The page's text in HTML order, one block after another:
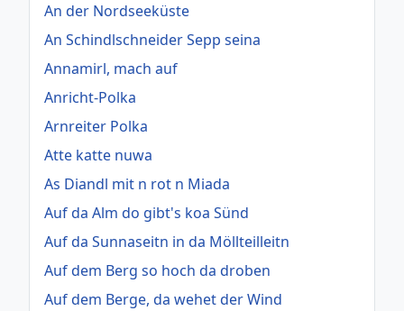
An der Nordseeküste
An Schindlschneider Sepp seina
Annamirl, mach auf
Anricht-Polka
Arnreiter Polka
Atte katte nuwa
As Diandl mit n rot n Miada
Auf da Alm do gibt's koa Sünd
Auf da Sunnaseitn in da Möllteilleitn
Auf dem Berg so hoch da droben
Auf dem Berge, da wehet der Wind